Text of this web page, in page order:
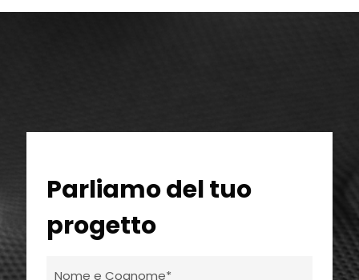
Parliamo del tuo
progetto